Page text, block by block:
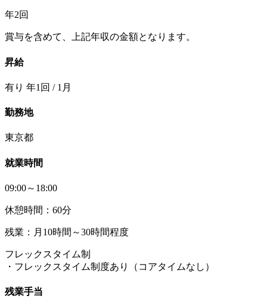
年2回
賞与を含めて、上記年収の金額となります。
昇給
有り 年1回 / 1月
勤務地
東京都
就業時間
09:00～18:00
休憩時間：60分
残業：月10時間～30時間程度
フレックスタイム制
・フレックスタイム制度あり（コアタイムなし）
残業手当